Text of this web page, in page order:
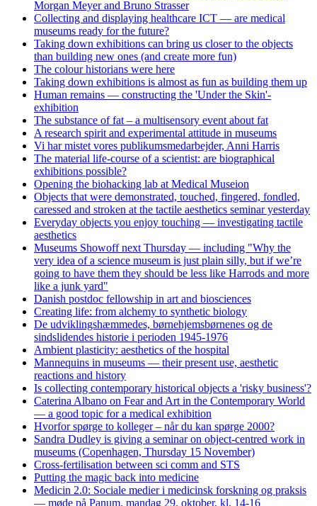
Morgan Meyer and Bruno Strasser
Collecting and displaying healthcare ICT — are medical
museums ready for the future?
Taking down exhibitions can bring us closer to the objects
than building new ones (and create more fun)
The colour historians were here
Taking down exhibitions is almost as fun as building them up
Human remains — constructing the 'Under the Skin'-
exhibition
The substance of fat – a multisensory event about fat
A research spirit and experimental attitude in museums
Vi har mistet vores publikumsmedarbejder, Anni Harris
The material life-course of a scientist: are biographical
exhibitions possible?
Opening the biohacking lab at Medical Museion
Objects that were demonstrated, touched, fingered, fondled,
caressed and stroken at the tactile aesthetics seminar yesterday
Everyday objects you enjoy touching — investigating tactile
aesthetics
Museums Showoff next Thursday — including "Why the
very idea of a science museum is just plain silly, but if we’re
going to have them they should be less like Harrods and more
like a junk yard"
Danish postdoc fellowship in art and biosciences
Creating life: from alchemy to synthetic biology
De udviklingshæmmedes, børnehjemsbørnenes og de
sindslidendes historie i perioden 1945-1976
Ambient plasticity: aesthetics of the hospital
Mannequins in museums — their present use, aesthetic
reactions and history
Is collecting contemporary historical objects a 'risky business'?
Caterina Albano on Fear and Art in the Contemporary World
— a good topic for a medical exhibition
Hvorfor spørge to kolleger – når du kan spørge 2000?
Sandra Dudley is giving a seminar on object-centred work in
museums (Copenhagen, Thursday 15 November)
Cross-fertilisation between sci comm and STS
Putting the magic back into medicine
Medicin 2.0: Sociale medier i medicinsk forskning og praksis
— møde på Panum, mandag 29. oktober, kl. 14-16